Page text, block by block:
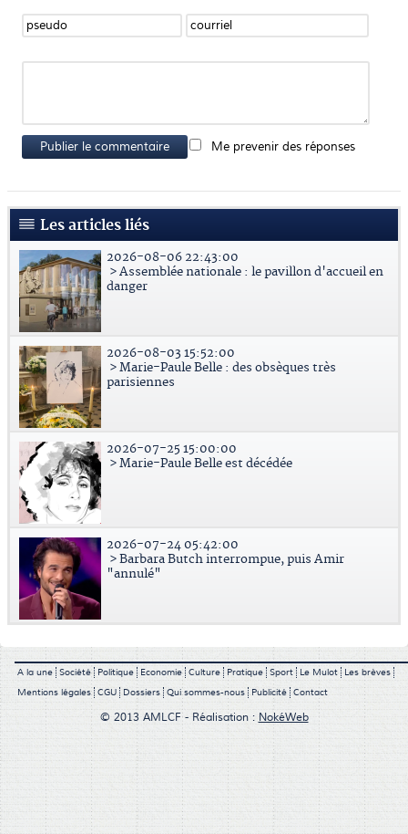
Publier le commentaire Me prevenir des réponses
Les articles liés
2026-08-06 22:43:00
> Assemblée nationale : le pavillon d'accueil en
danger
2026-08-03 15:52:00
> Marie-Paule Belle : des obsèques très
parisiennes
2026-07-25 15:00:00
> Marie-Paule Belle est décédée
2026-07-24 05:42:00
> Barbara Butch interrompue, puis Amir
"annulé"
A la une Société Politique Economie Culture Pratique Sport Le Mulot
Les brèves
Mentions légales CGU Dossiers Qui sommes-nous Publicité Contact
© 2013 AMLCF - Réalisation : NokéWeb